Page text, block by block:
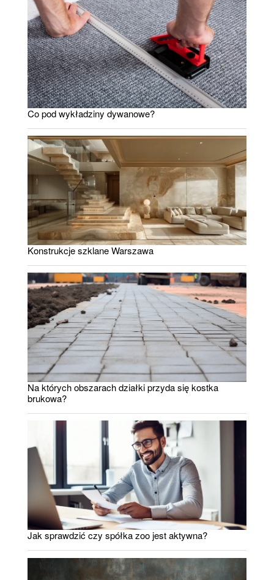
Co pod wykładziny dywanowe?
Konstrukcje szklane Warszawa
Na których obszarach działki przyda się kostka
brukowa?
Jak sprawdzić czy spółka zoo jest aktywna?